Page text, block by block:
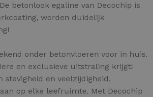
betonlook egaline van Decochip is
worden duidelijk
onder betonvloeren voor in huis.
en exclusieve uitstraling krijgt!
en veelzijdigheid,
op elke leefruimte. Met Decochip